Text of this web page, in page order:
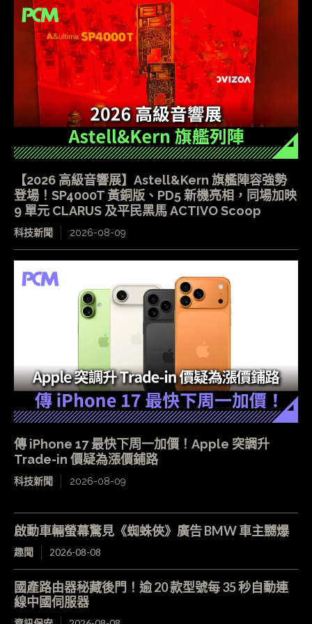
【2026 高級音響展】Astell&Kern 旗艦陣容強勢
登場！SP4000T 黃銅版、PD5 新機亮相，同場加映
9 單元 CLARUS 及平民黑馬 ACTIVO Scoop
科技新聞 2026-08-09
傳 iPhone 17 最快下周一加價！Apple 突調升
Trade-in 價疑為漲價鋪路
科技新聞 2026-08-09
啟動車輛螢幕驚見《蜘蛛俠》廣告 BMW 車主嬲爆
趣聞 2026-08-08
國產路由器秘藏後門！逾 20 款型號每 35 秒自動連
線中國伺服器